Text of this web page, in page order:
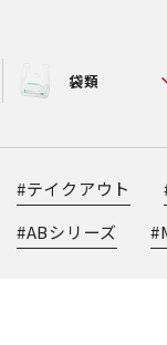
袋類
#テイクアウト
#ABシリーズ #